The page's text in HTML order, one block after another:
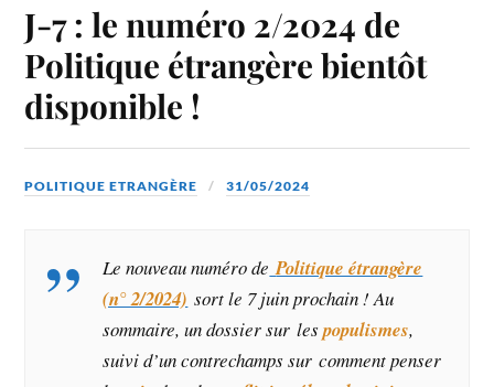
J-7 : le numéro 2/2024 de
Politique étrangère bientôt
disponible !
POLITIQUE ETRANGÈRE 31/05/2024
Le nouveau numéro de Politique étrangère
(n° 2/2024) sort le 7 juin prochain ! Au
sommaire, un dossier sur lespopulismes,
suivi d’un contrechamps sur comment penser